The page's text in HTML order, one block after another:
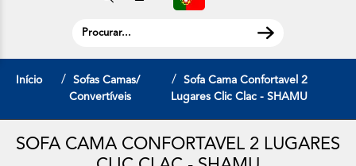
Início
Sofas Camas/
Convertíveis
Sofa Cama Confortavel 2
Lugares Clic Clac - SHAMU
SOFA CAMA CONFORTAVEL 2 LUGARES